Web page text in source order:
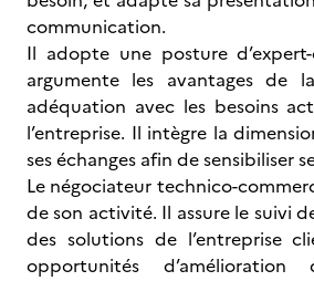
communication.
Il adopte une posture
argumente les avantages de
adéquation avec les besoins
l’entreprise. Il intègre la
ses échanges afin de sensibiliser
Le négociateur technico-
de son activité. Il assure le suivi
des solutions de l’entreprise
opportunités